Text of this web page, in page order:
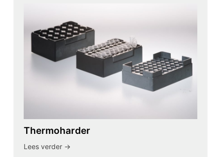
Thermoharder
Lees verder ->